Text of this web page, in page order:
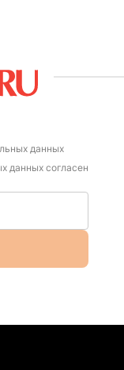
данных
данных согласен